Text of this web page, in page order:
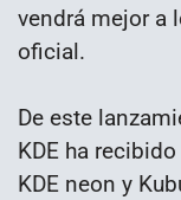
vendrá mejor a
oficial.
De este
KDE ha recibido
KDE neon y